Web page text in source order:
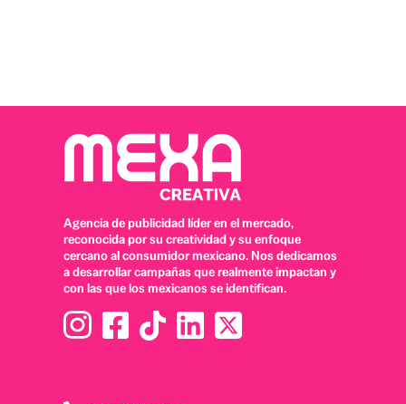
Agencia de publicidad líder en el mercado,
reconocida por su creatividad y su enfoque
cercano al consumidor mexicano. Nos dedicamos
a desarrollar campañas que realmente impactan y
con las que los mexicanos se identifican.